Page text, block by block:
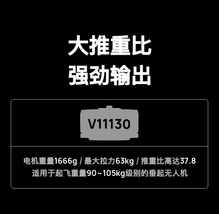
大推重比
强劲输出
电机重量1666g / 最大拉力63kg / 推重比高达37.8
适用于起飞重量90~105kg级别的垂起无人机